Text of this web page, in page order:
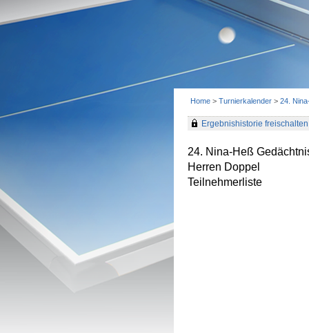
Home > Turnierkalender > 24.
Ergebnishistorie freischalten
24. Nina-Heß
Herren Doppel
Teilnehmerliste